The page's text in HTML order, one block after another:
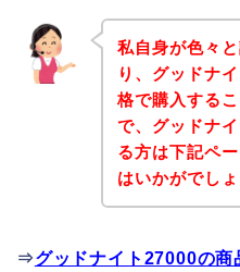
私自身が色々
り、グッドナ
格で購入する
で、グッドナ
る方は下記ペ
はいかがでし
⇒グッドナイト27000の商